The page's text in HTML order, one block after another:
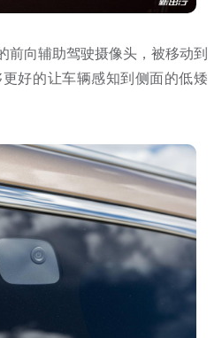
前向辅助驾驶摄像头，被移动到
好的让车辆感知到侧面的低矮